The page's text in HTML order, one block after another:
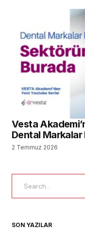
Vesta
Dental
2 Temmuz 2026
SON YAZILAR